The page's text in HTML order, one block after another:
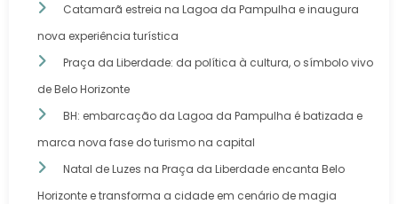
Catamarã estreia na Lagoa da Pampulha e inaugura
nova experiência turística
Praça da Liberdade: da política à cultura, o símbolo vivo
de Belo Horizonte
BH: embarcação da Lagoa da Pampulha é batizada e
marca nova fase do turismo na capital
Natal de Luzes na Praça da Liberdade encanta Belo
Horizonte e transforma a cidade em cenário de magia